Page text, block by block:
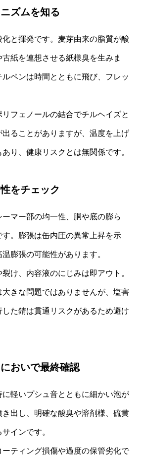
ズムを知る
と揮発です。麦芽由来の脂質が酸
紙を連想させる紙様臭を生みま
ペンは時間とともに飛び、フレッ
フェノールの結合でチルヘイズと
ることがありますが、温度を上げ
り、健康リスクとは無関係です。
をチェック
ーマー部の均一性、胴や底の膨ら
。膨張は缶内圧の異常上昇を示
膨張の可能性があります。
け、内容液のにじみは即アウト。
きな問題ではありませんが、塩害
た錆は貫通リスクがあるため避け
おいで最終確認
軽いプシュ音とともに細かい泡が
出し、明確な酸臭や溶剤様、硫黄
インです。
ティング損傷や過度の保管劣化で